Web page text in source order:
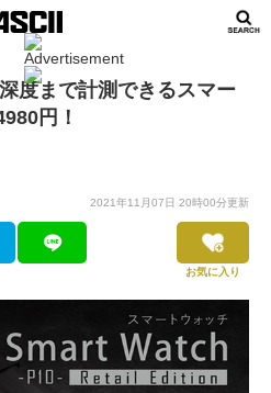
度まで計測できるスマー
円！
2021年11月07日 20時00分更新
お気に入り